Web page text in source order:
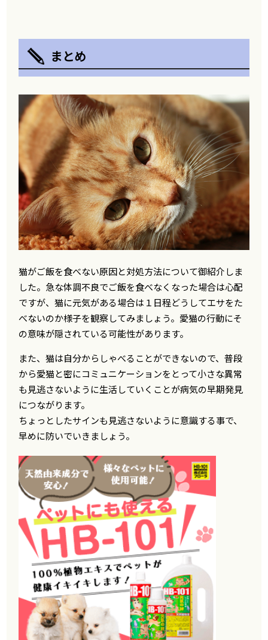
まとめ
猫がご飯を食べない原因と対処方法について御紹介しま
した。急な体調不良でご飯を食べなくなった場合は心配
ですが、猫に元気がある場合は１日程どうしてエサをた
べないのか様子を観察してみましょう。愛猫の行動にそ
の意味が隠されている可能性があります。
また、猫は自分からしゃべることができないので、普段
から愛猫と密にコミュニケーションをとって小さな異常
も見逃さないように生活していくことが病気の早期発見
につながります。
ちょっとしたサインも見逃さないように意識する事で、
早めに防いでいきましょう。